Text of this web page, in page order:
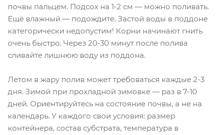
почвы пальцем. Подсох на 1-2 см — можно поливать.
Ещё влажный — подождите. Застой воды в поддоне
категорически недопустим! Корни начинают гнить
очень быстро. Через 20-30 минут после полива
сливайте лишнюю воду из поддона.
Летом в жару полив может требоваться каждые 2-3
дня. Зимой при прохладной зимовке — раз в 7-10
дней. Ориентируйтесь на состояние почвы, а не на
календарь. У каждого свои условия: размер
контейнера, состав субстрата, температура в